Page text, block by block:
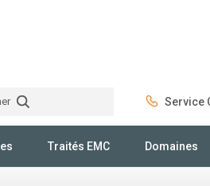
Service
Traités EMC Domaines